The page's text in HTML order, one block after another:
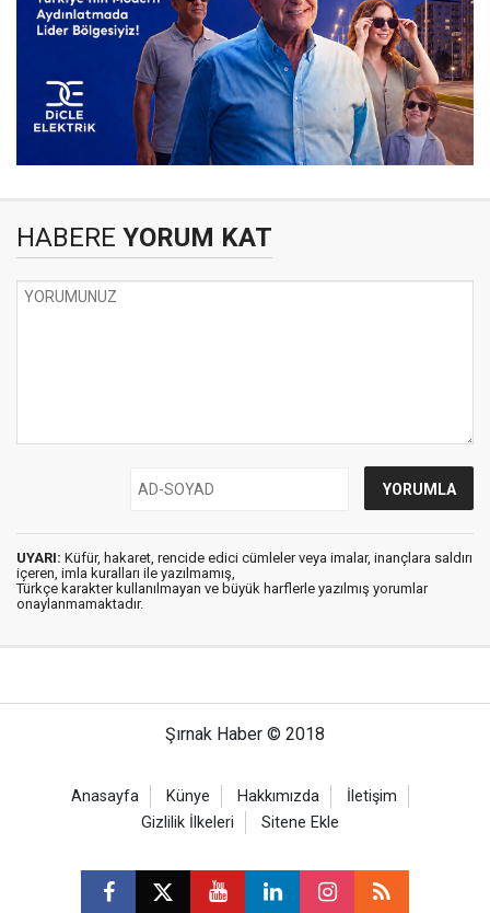
HABERE YORUM KAT
UYARI: Küfür, hakaret, rencide edici cümleler veya imalar, inançlara saldırı
içeren, imla kuralları ile yazılmamış,
Türkçe karakter kullanılmayan ve büyük harflerle yazılmış yorumlar
onaylanmamaktadır.
Şırnak Haber © 2018
Anasayfa Künye Hakkımızda
İletişim
Gizlilik İlkeleri
Sitene Ekle